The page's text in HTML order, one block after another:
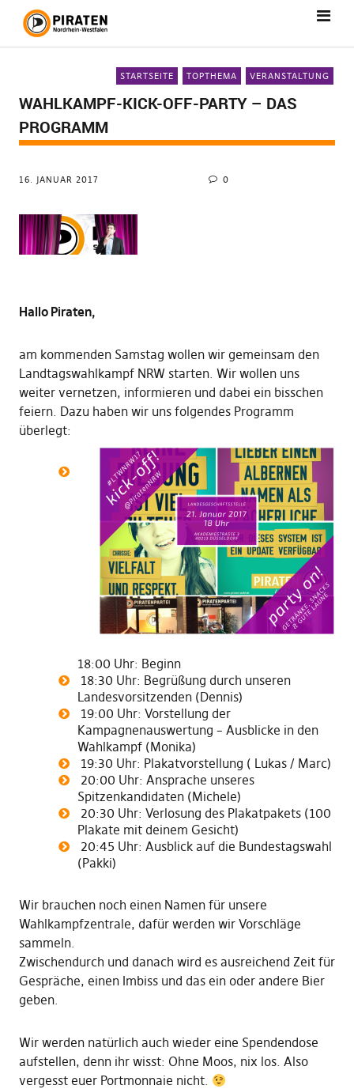
STARTSEITE TOPTHEMA VERANSTALTUNG
WAHLKAMPF-KICK-OFF-PARTY – DAS
PROGRAMM
16. JANUAR 2017 0
Hallo Piraten,
am kommenden Samstag wollen wir gemeinsam den
Landtagswahlkampf NRW starten. Wir wollen uns
weiter vernetzen, informieren und dabei ein bisschen
feiern. Dazu haben wir uns folgendes Programm
überlegt:
18:00 Uhr: Beginn
18:30 Uhr: Begrüßung durch unseren
Landesvorsitzenden (Dennis)
19:00 Uhr: Vorstellung der
Kampagnenauswertung – Ausblicke in den
Wahlkampf (Monika)
19:30 Uhr: Plakatvorstellung ( Lukas / Marc)
20:00 Uhr: Ansprache unseres
Spitzenkandidaten (Michele)
20:30 Uhr: Verlosung des Plakatpakets (100
Plakate mit deinem Gesicht)
20:45 Uhr: Ausblick auf die Bundestagswahl
(Pakki)
Wir brauchen noch einen Namen für unsere
Wahlkampfzentrale, dafür werden wir Vorschläge
sammeln.
Zwischendurch und danach wird es ausreichend Zeit für
Gespräche, einen Imbiss und das ein oder andere Bier
geben.
Wir werden natürlich auch wieder eine Spendendose
aufstellen, denn ihr wisst: Ohne Moos, nix los. Also
vergesst euer Portmonnaie nicht.